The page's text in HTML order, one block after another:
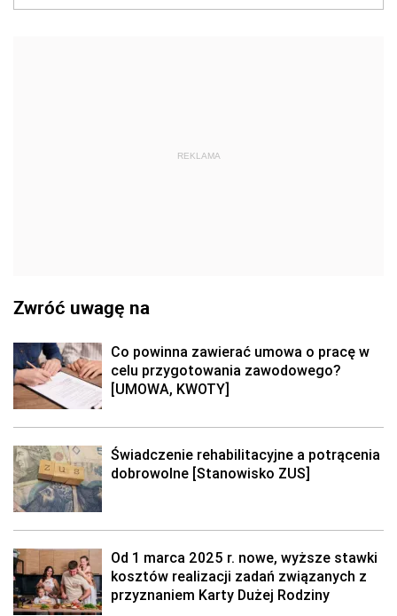
REKLAMA
Zwróć uwagę na
Co powinna zawierać umowa o pracę w
celu przygotowania zawodowego?
[UMOWA, KWOTY]
Świadczenie rehabilitacyjne a potrącenia
dobrowolne [Stanowisko ZUS]
Od 1 marca 2025 r. nowe, wyższe stawki
kosztów realizacji zadań związanych z
przyznaniem Karty Dużej Rodziny